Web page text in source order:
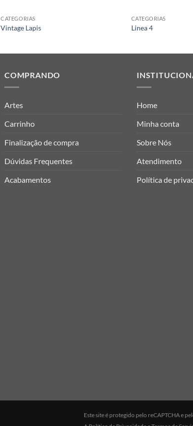
CATEGORIAS
Vintage Lapis
CATEGORIAS
Linea 4
COMPRANDO
Artes
Carrinho
Finalização de compra
Dúvidas Frequentes
Acabamentos
Home
Minha conta
Sobre Nós
Atendimento
Política de
Este site é protegido pelo reCAPTCHA e